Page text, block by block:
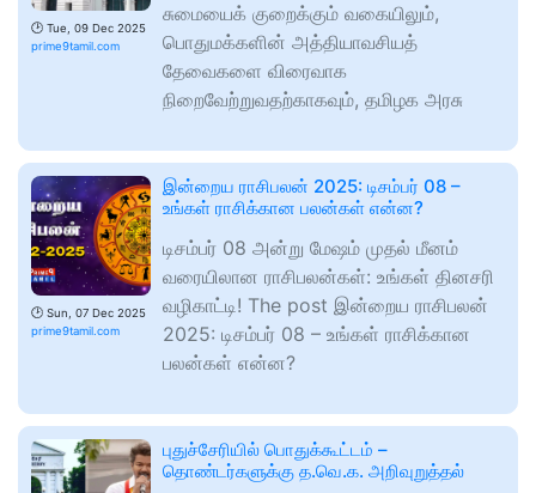
🕑 Tue, 09 Dec 2025
prime9tamil.com
சுமையைக் குறைக்கும் வகையிலும்,
பொதுமக்களின் அத்தியாவசியத்
தேவைகளை விரைவாக
நிறைவேற்றுவதற்காகவும், தமிழக அரசு
🕑 Sun, 07 Dec 2025
prime9tamil.com
இன்றைய ராசிபலன் 2025: டிசம்பர் 08 –
உங்கள் ராசிக்கான பலன்கள் என்ன?
டிசம்பர் 08 அன்று மேஷம் முதல் மீனம்
வரையிலான ராசிபலன்கள்: உங்கள் தினசரி
வழிகாட்டி! The post இன்றைய ராசிபலன்
2025: டிசம்பர் 08 – உங்கள் ராசிக்கான
பலன்கள் என்ன?
புதுச்சேரியில் பொதுக்கூட்டம் –
தொண்டர்களுக்கு த.வெ.க. அறிவுறுத்தல்